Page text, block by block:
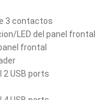
3 contactos
LED del panel frontal
frontal
USB ports